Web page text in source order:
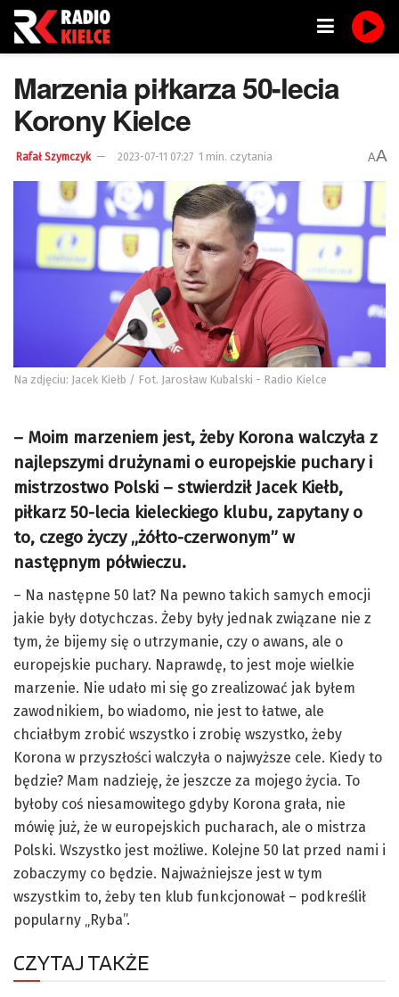
Marzenia piłkarza 50-lecia
Korony Kielce
Rafał Szymczyk 2023-07-11 07:27 1 min. czytania AA
Na zdjęciu: Jacek Kiełb / Fot. Jarosław Kubalski - Radio Kielce
– Moim marzeniem jest, żeby Korona walczyła z
najlepszymi drużynami o europejskie puchary i
mistrzostwo Polski – stwierdził Jacek Kiełb,
piłkarz 50-lecia kieleckiego klubu, zapytany o
to, czego życzy „żółto-czerwonym” w
następnym półwieczu.
– Na następne 50 lat? Na pewno takich samych emocji
jakie były dotychczas. Żeby były jednak związane nie z
tym, że bijemy się o utrzymanie, czy o awans, ale o
europejskie puchary. Naprawdę, to jest moje wielkie
marzenie. Nie udało mi się go zrealizować jak byłem
zawodnikiem, bo wiadomo, nie jest to łatwe, ale
chciałbym zrobić wszystko i zrobię wszystko, żeby
Korona w przyszłości walczyła o najwyższe cele. Kiedy to
będzie? Mam nadzieję, że jeszcze za mojego życia. To
byłoby coś niesamowitego gdyby Korona grała, nie
mówię już, że w europejskich pucharach, ale o mistrza
Polski. Wszystko jest możliwe. Kolejne 50 lat przed nami i
zobaczymy co będzie. Najważniejsze jest w tym
wszystkim to, żeby ten klub funkcjonował – podkreślił
popularny „Ryba”.
CZYTAJ TAKŻE